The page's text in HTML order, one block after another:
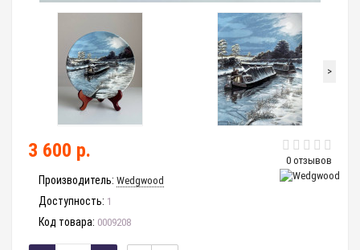
>
0 отзывов
3 600 р.
Производитель: Wedgwood
Доступность: 1
Код товара: 0009208